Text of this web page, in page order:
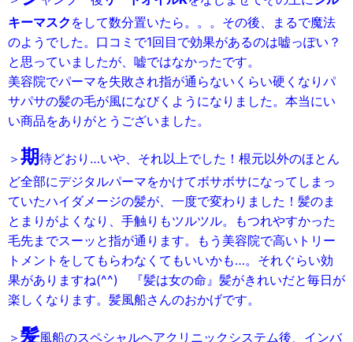
キーマスク をして数分置いたら。。。その後、まるで魔法
のようでした。口コミで1回目で効果があるのは嘘っぽい？
と思っていましたが、嘘ではなかったです。
美容院でパーマを失敗され指が通らないくらい硬くなりパ
サパサの髪の毛が風になびくようになりました。本当にい
い商品をありがとうございました。
＞ 期待どおり…いや、それ以上でした！ 根元以外のほとん
ど全部にデジタルパーマをかけてボサボサになってしまっ
ていたハイダメージの髪が、一度で変わりました！ 髪のま
とまりがよくなり、手触りもツルツル。もつれやすかった
毛先までスーッと指が通ります。
もう美容院で高いトリー
トメントをしてもらわなくてもいいかも…。それぐらい効
果がありますね(^^)
『髪は女の命』 髪がきれいだと毎日が
楽しくなります。髪風船さんのおかげです。
＞ 髪風船のスペシャルヘアクリニックシステム後、インバ